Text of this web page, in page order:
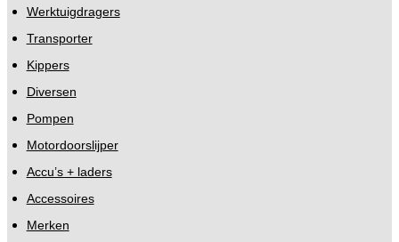
Werktuigdragers
Transporter
Kippers
Diversen
Pompen
Motordoorslijper
Accu’s + laders
Accessoires
Merken